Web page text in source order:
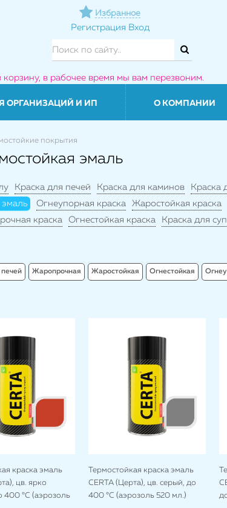
Избранное
Регистрация Вход
в рабочее время мы вам перезвоним.
ОРГАНИЗАЦИЙ И ИП О КОМПАНИИ
покрытия
эмаль
Краска для печей Краска для каминов
Краска
эмаль Огнеупорная краска
Жаростойкая краска
краска Огнестойкая краска
Краска для
Жаропрочная Жаростойкая Огнестойкая
краска эмаль
цв. ярко
400 °C (аэрозоль
Термостойкая краска эмаль
CERTA (Церта), цв. серый, до
400 °C (аэрозоль 520 мл.)